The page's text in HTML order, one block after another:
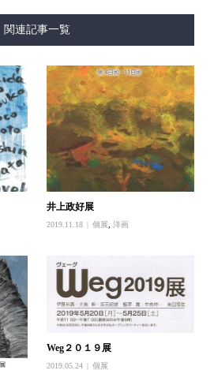
関連記事一覧
井上政好展
2019.11.18 個展 ,洋画
Weg２０１９展
2019.05.24 個展